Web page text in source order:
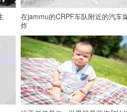
在jammu的CRPF车队附近的汽车
炸